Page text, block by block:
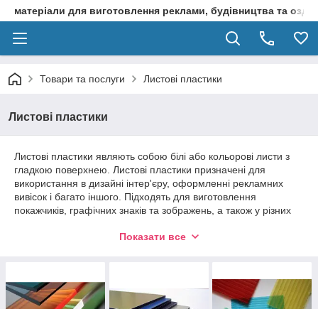
матеріали для виготовлення реклами, будівництва та
Товари та послуги Листові пластики
Листові пластики
Листові пластики являють собою білі або кольорові листи з
гладкою поверхнею. Листові пластики призначені для
використання в дизайні інтер'єру, оформленні рекламних
вивісок і багато іншого. Підходять для виготовлення
покажчиків, графічних знаків та зображень, а також у різних
підібрати необхідний матеріал для застосування, як
Показати все